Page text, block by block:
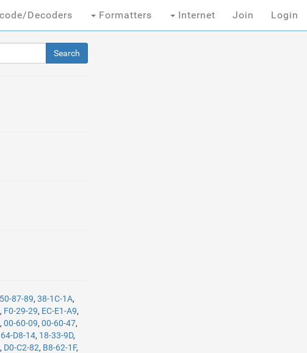
Decoders Formatters Internet Join Login
50-87-89,38-1C-1A,
, F0-29-29, EC-E1-A9,
,00-60-09,00-60-47,
64-D8-14, 18-33-9D,
, D0-C2-82, B8-62-1F,